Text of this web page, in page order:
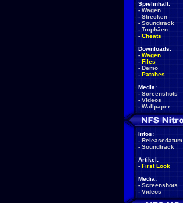
Spielinhalt:
- Wagen
- Strecken
- Soundtrack
- Trophäen
- Cheats
Downloads:
- Wagen
- Files
- Demo
- Patches
Media:
- Screenshots
- Videos
- Wallpaper
Infos:
- Releasedatum
- Soundtrack
Artikel:
- First Look
Media:
- Screenshots
- Videos